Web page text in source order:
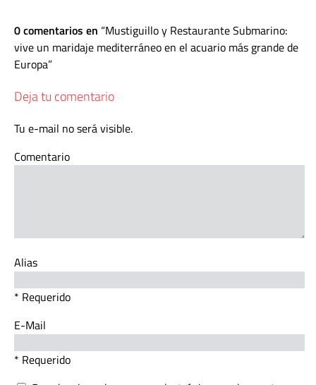
0 comentarios en Mustiguillo y Restaurante Submarino:
vive un maridaje mediterráneo en el acuario más grande de
Europa
Deja tu comentario
Tu e-mail no será visible.
Comentario
Alias
* Requerido
E-Mail
* Requerido